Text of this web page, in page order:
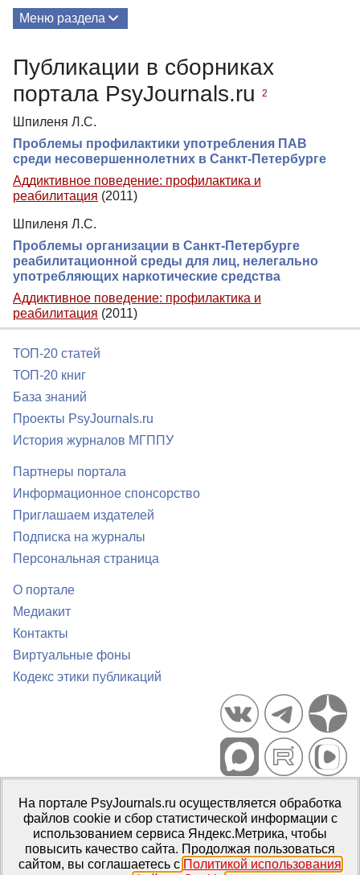
Меню раздела
Публикации в сборниках
портала PsyJournals.ru
2
Шпиленя Л.С.
Проблемы профилактики употребления ПАВ
среди несовершеннолетних в Санкт-Петербурге
Аддиктивное поведение: профилактика и
реабилитация (2011)
Шпиленя Л.С.
Проблемы организации в Санкт-Петербурге
реабилитационной среды для лиц, нелегально
употребляющих наркотические средства
Аддиктивное поведение: профилактика и
реабилитация (2011)
ТОП-20 статей
ТОП-20 книг
База знаний
Проекты PsyJournals.ru
История журналов МГППУ
Партнеры портала
Информационное спонсорство
Приглашаем издателей
Подписка на журналы
Персональная страница
О портале
Медиакит
Контакты
Виртуальные фоны
Кодекс этики публикаций
Портал психологических изданий PsyJournals.ru, 2007–2026
Правила использования материалов
Свидетельство регистрации СМИЭл № ФС77-66447 от 14 июля
2016 г.
Издатель: ФГБОУ ВО МГППУ
На портале PsyJournals.ru осуществляется обработка
файлов cookie и сбор статистической информации с
использованием сервиса Яндекс.Метрика, чтобы
повысить качество сайта. Продолжая пользоваться
сайтом, вы соглашаетесь с Политикой использования